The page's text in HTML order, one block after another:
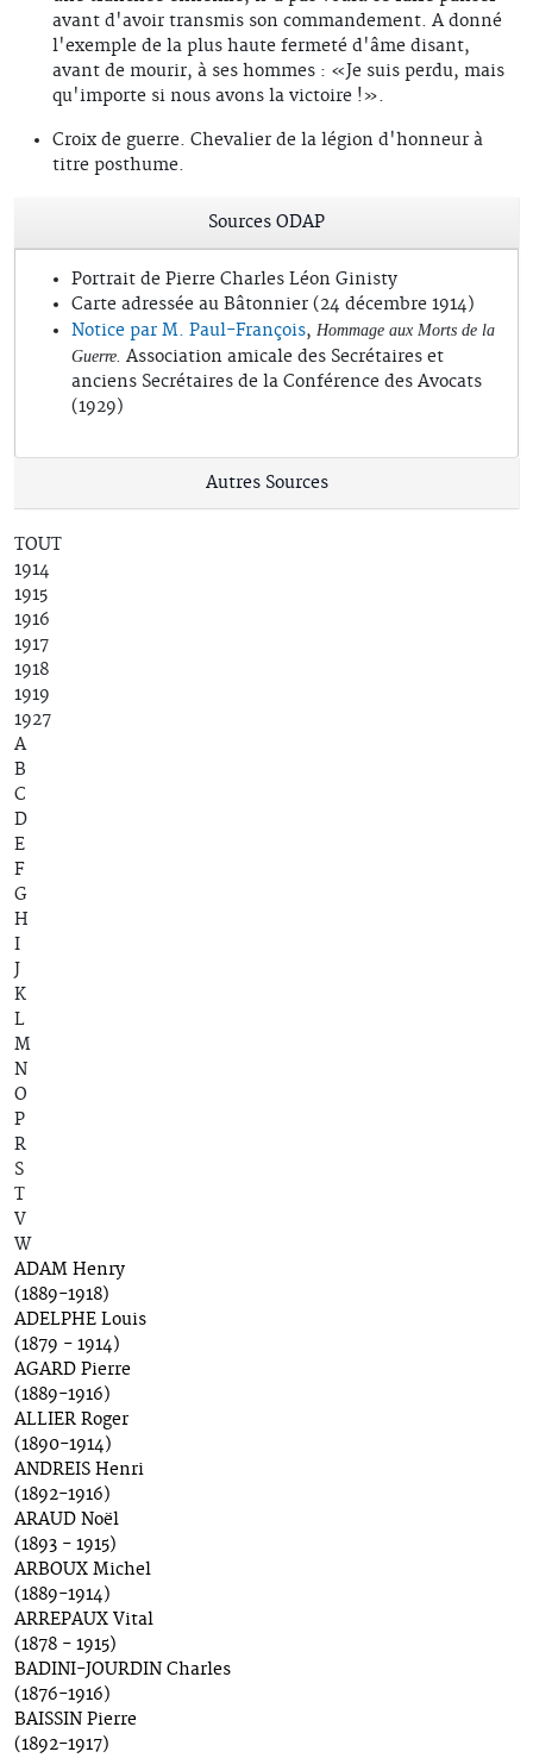
avant d'avoir transmis son commandement. A donné
l'exemple de la plus haute fermeté d'âme disant,
avant de mourir, à ses hommes : «Je suis perdu, mais
qu'importe si nous avons la victoire !».
Croix de guerre. Chevalier de la légion d'honneur à
titre posthume.
Sources ODAP
Portrait de Pierre Charles Léon Ginisty
Carte adressée au Bâtonnier (24 décembre 1914)
Notice par M. Paul-François, Hommage aux Morts de la
Guerre. Association amicale des Secrétaires et
anciens Secrétaires de la Conférence des Avocats
(1929)
Autres Sources
TOUT
1914
1915
1916
1917
1918
1919
1927
A
B
C
D
E
F
G
H
I
J
K
L
M
N
O
P
R
S
T
V
W
ADAM Henry
(1889-1918)
ADELPHE Louis
(1879 - 1914)
AGARD Pierre
(1889-1916)
ALLIER Roger
(1890-1914)
ANDREIS Henri
(1892-1916)
ARAUD Noël
(1893 - 1915)
ARBOUX Michel
(1889-1914)
ARREPAUX Vital
(1878 - 1915)
BADINI-JOURDIN Charles
(1876-1916)
BAISSIN Pierre
(1892-1917)